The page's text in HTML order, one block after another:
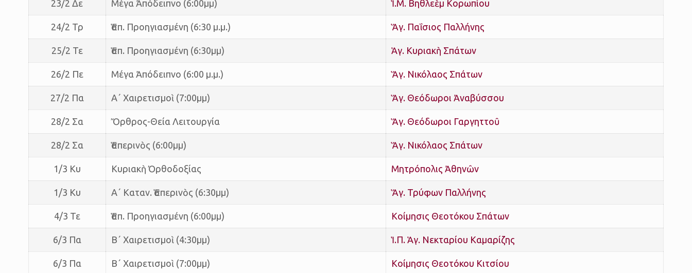
23/2 Δε Μέγα Ἀπόδειπνο (6:00μμ) Ἱ.Μ. Βηθλεὲμ Κορωπίου
24/2 Τρ Ἑσπ. Προηγιασμένη (6:30 μ.μ.) Ἅγ. Παΐσιος Παλλήνης
25/2 Τε Ἑσπ. Προηγιασμένη (6:30μμ) Ἁγ. Κυριακὴ Σπάτων
26/2 Πε Μέγα Ἀπόδειπνο (6:00 μ.μ.) Ἅγ. Νικόλαος Σπάτων
27/2 Πα Α΄ Χαιρετισμοὶ (7:00μμ) Ἅγ. Θεόδωροι Ἀναβύσσου
28/2 Σα Ὄρθρος-Θεία Λειτουργία Ἅγ. Θεόδωροι Γαργηττοῦ
28/2 Σα Ἑσπερινὸς (6:00μμ) Ἅγ. Νικόλαος Σπάτων
1/3 Κυ Κυριακὴ Ὀρθοδοξίας Μητρόπολις Ἀθηνῶν
1/3 Κυ Α΄ Καταν. Ἑσπερινὸς (6:30μμ) Ἅγ. Τρύφων Παλλήνης
4/3 Τε Ἑσπ. Προηγιασμένη (6:00μμ) Κοίμησις Θεοτόκου Σπάτων
6/3 Πα Β΄ Χαιρετισμοὶ (4:30μμ) Ἱ.Π. Ἁγ. Νεκταρίου Καμαρίζης
6/3 Πα Β΄ Χαιρετισμοὶ (7:00μμ) Κοίμησις Θεοτόκου Κιτσίου